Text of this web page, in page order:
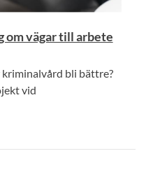
om vägar till arbete
bli bättre?
vid